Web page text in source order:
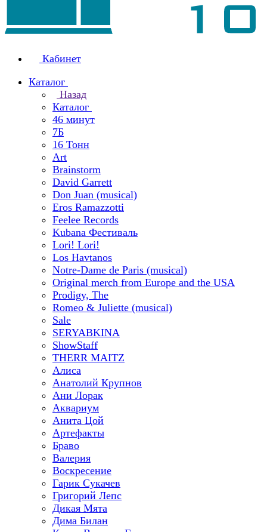
Кабинет
Каталог
Назад
Каталог
46 минут
7Б
16 Тонн
Art
Brainstorm
David Garrett
Don Juan (musical)
Eros Ramazzotti
Feelee Records
Kubana Фестиваль
Lori! Lori!
Los Havtanos
Notre-Dame de Paris (musical)
Original merch from Europe and the USA
Prodigy, The
Romeo & Juliette (musical)
Sale
SERYABKINA
ShowStaff
THERR MAITZ
Алиса
Анатолий Крупнов
Ани Лорак
Аквариум
Анита Цой
Артефакты
Браво
Валерия
Воскресение
Гарик Сукачев
Григорий Лепс
Дикая Мята
Дима Билан